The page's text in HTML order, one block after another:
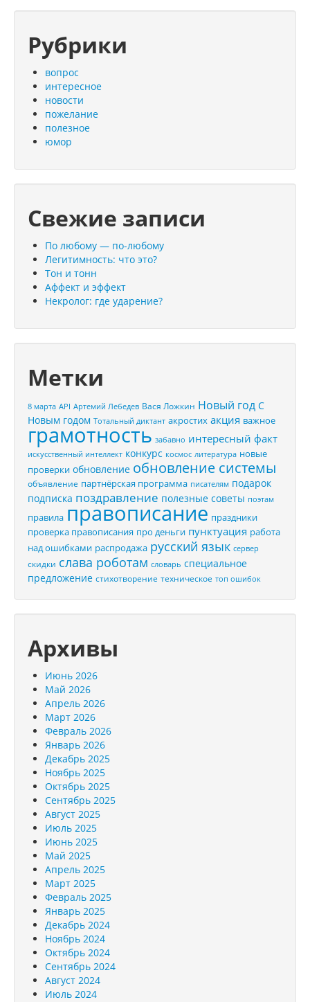
Рубрики
вопрос
интересное
новости
пожелание
полезное
юмор
Свежие записи
По любому — по-любому
Легитимность: что это?
Тон и тонн
Аффект и эффект
Некролог: где ударение?
Метки
8 марта API Артемий Лебедев Вася Ложкин Новый год С
Новым годом Тотальный диктант акростих акция важное
грамотность забавно интересный факт
искусственный интеллект конкурс космос литература новые
проверки обновление обновление системы
объявление партнёрская программа писателям подарок
подписка поздравление полезные советы поэтам
правила правописание праздники
проверка правописания про деньги пунктуация работа
над ошибками распродажа русский язык сервер
скидки слава роботам словарь специальное
предложение стихотворение техническое топ ошибок
Архивы
Июнь 2026
Май 2026
Апрель 2026
Март 2026
Февраль 2026
Январь 2026
Декабрь 2025
Ноябрь 2025
Октябрь 2025
Сентябрь 2025
Август 2025
Июль 2025
Июнь 2025
Май 2025
Апрель 2025
Март 2025
Февраль 2025
Январь 2025
Декабрь 2024
Ноябрь 2024
Октябрь 2024
Сентябрь 2024
Август 2024
Июль 2024